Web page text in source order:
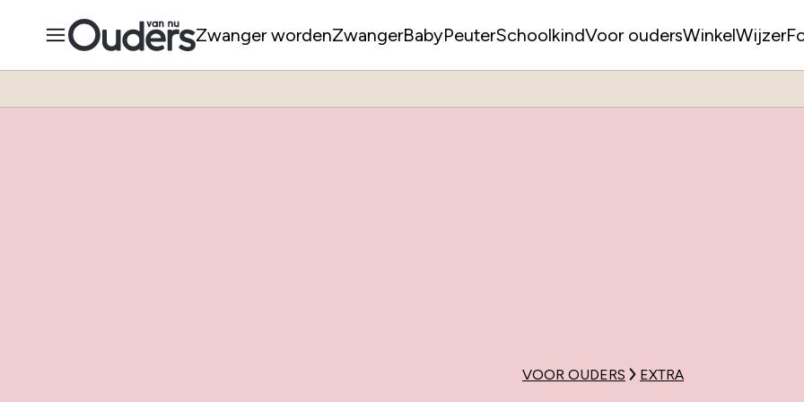
Zwanger wordenZwangerBabyPeuterSchoolkindVoor oudersWinkelWijzer
VOOR OUDERS EXTRA